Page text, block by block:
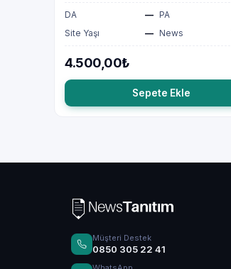
DA — PA
Site Yaşı
— News
4.500,00₺
Sepete Ekle
Müşteri Destek
0850 305 22 41